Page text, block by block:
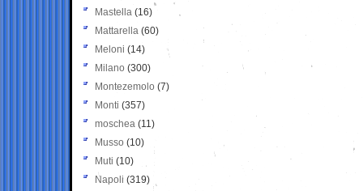
Mastella (16)
Mattarella (60)
Meloni (14)
Milano (300)
Montezemolo (7)
Monti (357)
moschea (11)
Musso (10)
Muti (10)
Napoli (319)